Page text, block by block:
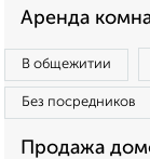
Аренда
В общежитии
Без посредников
Продажа